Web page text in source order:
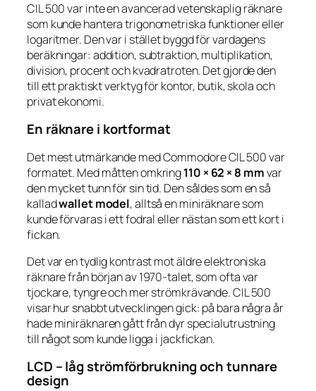
CIL 500 var inte en avancerad vetenskaplig räknare
som kunde hantera trigonometriska funktioner eller
logaritmer. Den var i stället byggd för vardagens
beräkningar: addition, subtraktion, multiplikation,
division, procent och kvadratroten. Det gjorde den
till ett praktiskt verktyg för kontor, butik, skola och
privat ekonomi.
En räknare i kortformat
Det mest utmärkande med Commodore CIL 500 var
formatet. Med måtten omkring110 × 62 × 8 mmvar
den mycket tunn för sin tid. Den såldes som en så
kalladwallet model, alltså en miniräknare som
kunde förvaras i ett fodral eller nästan som ett kort i
fickan.
Det var en tydlig kontrast mot äldre elektroniska
räknare från början av 1970-talet, som ofta var
tjockare, tyngre och mer strömkrävande. CIL 500
visar hur snabbt utvecklingen gick: på bara några år
hade miniräknaren gått från dyr specialutrustning
till något som kunde ligga i jackfickan.
LCD – låg strömförbrukning och tunnare
design